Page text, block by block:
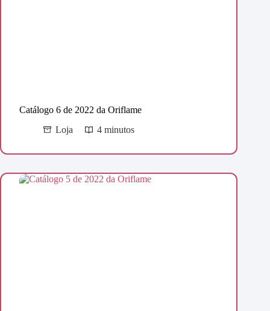
Catálogo 6 de 2022 da Oriflame
Loja
4 minutos